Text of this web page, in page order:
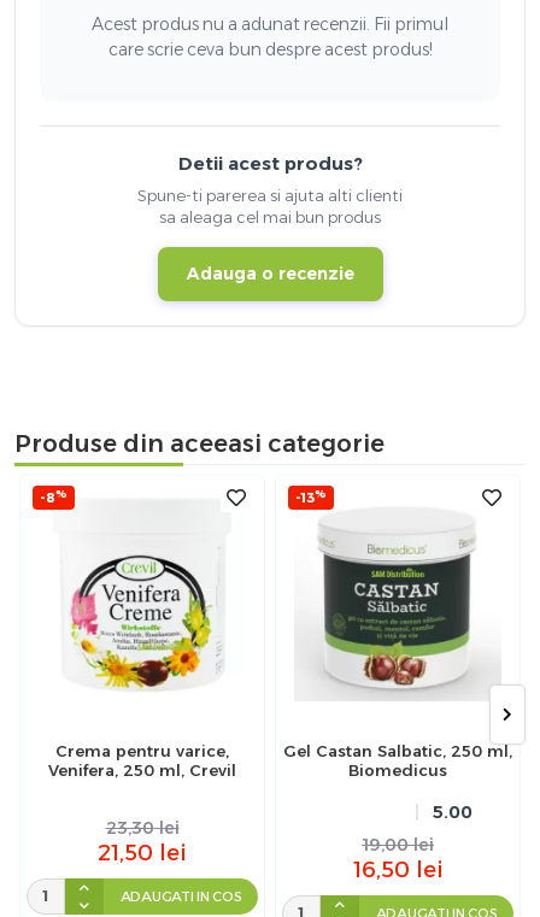
Acest produs nu a adunat recenzii. Fii primul
care scrie ceva bun despre acest produs!
Detii acest produs?
Spune-ti parerea si ajuta alti clienti
sa aleaga cel mai bun produs
Adauga o recenzie
Produse din aceeasi categorie
-8%
Crema pentru varice,
Venifera, 250 ml, Crevil
23,30 lei
21,50 lei
ADAUGATI IN COS
-13%
Gel Castan Salbatic, 250 ml,
Biomedicus
5.00
19,00 lei
16,50 lei
ADAUGATI IN COS